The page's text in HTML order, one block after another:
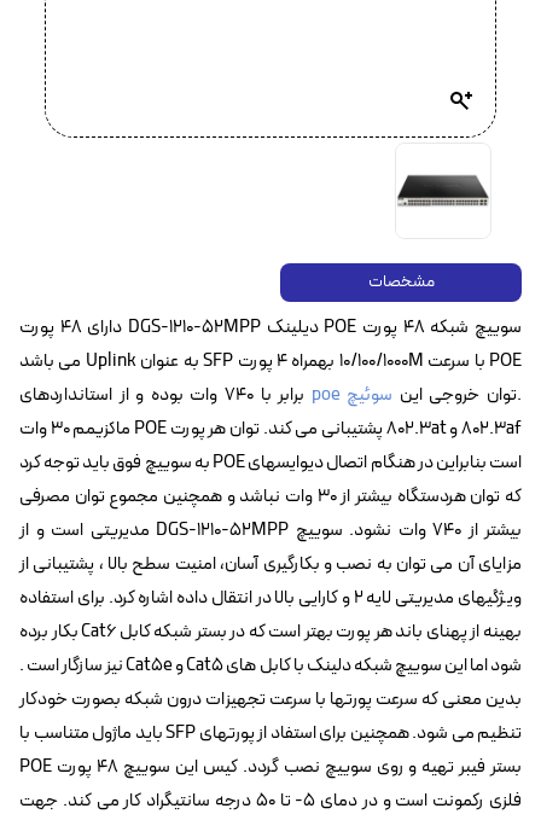
مشخصات
سوییچ شبکه ۴۸ پورت POE دیلینک DGS-1210-52MPP دارای ۴۸ پورت
POE با سرعت 10/100/1000M بهمراه ۴ پورت SFP به عنوان Uplink می باشد
.توان خروجی این سوئیچ poe
برابر با ۷۴۰ وات بوده و از استانداردهای
802.3af و 802.3at پشتیبانی می کند. توان هر پورت POE ماکزیمم 30 وات
است بنابراین در هنگام اتصال دیوایسهای POE به سوییچ فوق باید توجه کرد
که توان هردستگاه بیشتر از ۳۰ وات نباشد و همچنین مجموع توان مصرفی
بیشتر از ۷۴۰ وات نشود. سوییچ DGS-1210-52MPP مدیریتی است و از
مزایای آن می توان به نصب و بکارگیری آسان، امنیت سطح بالا ، پشتیبانی از
ویژگیهای مدیریتی لایه ۲ و کارایی بالا در انتقال داده اشاره کرد. برای استفاده
بهینه از پهنای باند هر پورت بهتر است که در بستر شبکه کابل Cat6 بکار برده
شود اما این سوییچ شبکه دلینک با کابل های Cat5 و Cat5e‌ نیز سازگار است .
بدین معنی که سرعت پورتها با سرعت تجهیزات درون شبکه بصورت خودکار
تنظیم می شود. همچنین برای استفاد از پورتهای SFP باید ماژول متناسب با
بستر فیبر تهیه و روی سوییچ نصب گردد. کیس این سوییچ ۴۸ پورت POE
فلزی رکمونت است و در دمای ۵- تا ۵۰ درجه سانتیگراد کار می کند. جهت